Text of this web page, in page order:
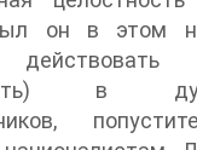
он в этом
в